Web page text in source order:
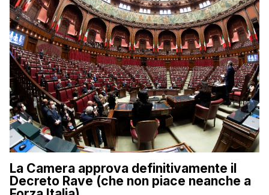
La Camera approva definitivamente il
Decreto Rave (che non piace neanche a